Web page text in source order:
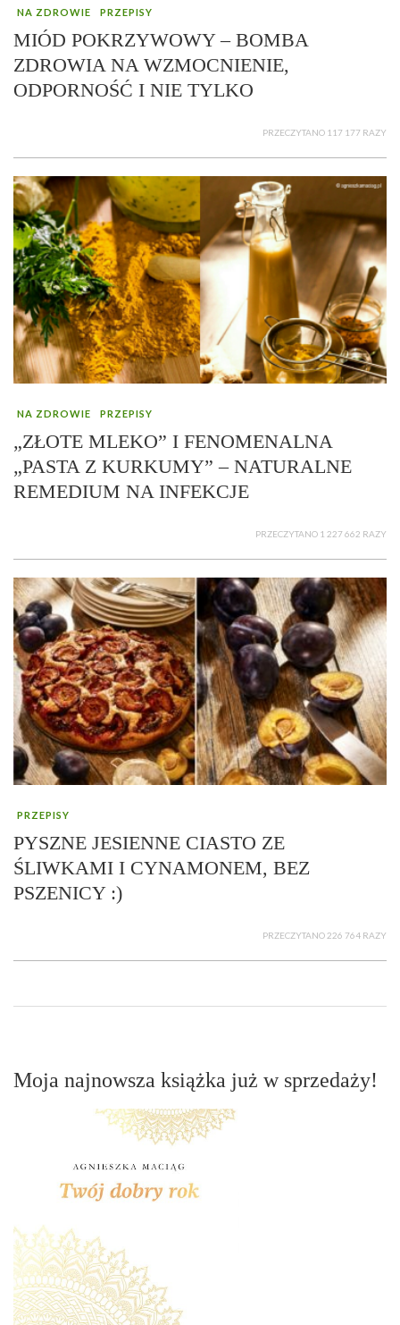
NA ZDROWIE PRZEPISY
MIÓD POKRZYWOWY – BOMBA
ZDROWIA NA WZMOCNIENIE,
ODPORNOŚĆ I NIE TYLKO
PRZECZYTANO 117 177 RAZY
NA ZDROWIE PRZEPISY
„ZŁOTE MLEKO” I FENOMENALNA
„PASTA Z KURKUMY” – NATURALNE
REMEDIUM NA INFEKCJE
PRZECZYTANO 1 227 662 RAZY
PRZEPISY
PYSZNE JESIENNE CIASTO ZE
ŚLIWKAMI I CYNAMONEM, BEZ
PSZENICY :)
PRZECZYTANO 226 764 RAZY
Moja najnowsza książka już w sprzedaży!